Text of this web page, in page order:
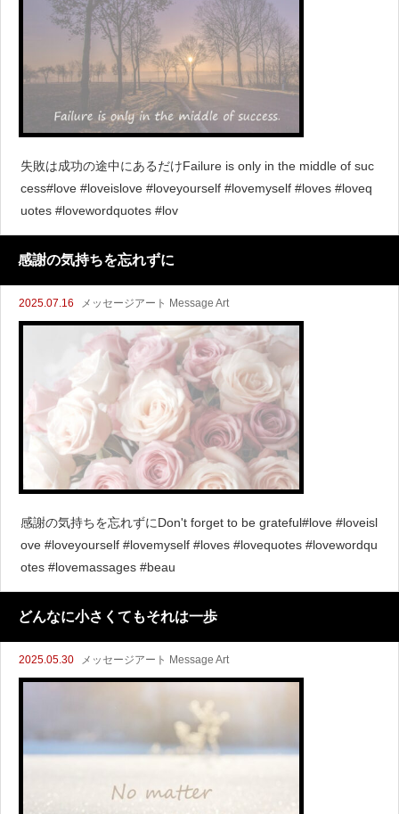
失敗は成功の途中にあるだけFailure is only in the middle of suc
cess#love #loveislove #loveyourself #lovemyself #loves #loveq
uotes #lovewordquotes #lov
感謝の気持ちを忘れずに
2025.07.16 メッセージアート Message Art
感謝の気持ちを忘れずにDon't forget to be grateful#love #loveisl
ove #loveyourself #lovemyself #loves #lovequotes #lovewordqu
otes #lovemassages #beau
どんなに小さくてもそれは一歩
2025.05.30 メッセージアート Message Art